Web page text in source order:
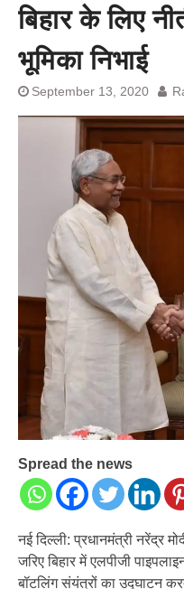
बिहार के लिए
भूमिका निभाई
September 13, 2020
Spread the news
नई दिल्‍ली: प्रधानमंत्री नरेंद्र
जरिए बिहार में एलपीजी
बॉटलिंग संयंत्रों का उद्घाटन